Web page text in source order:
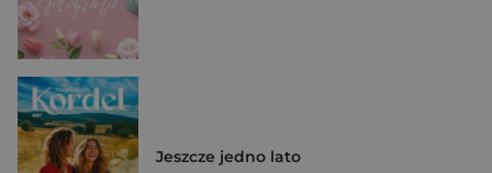
Jeszcze jedno lato